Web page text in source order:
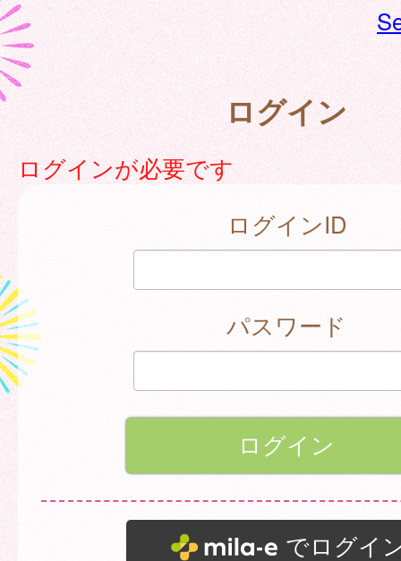
ログイン
ログインが必要です
ログインID
パスワード
でログイ